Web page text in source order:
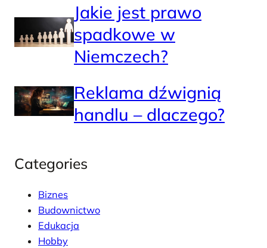
Jakie jest prawo
spadkowe w
Niemczech?
Reklama dźwignią
handlu – dlaczego?
Categories
Biznes
Budownictwo
Edukacja
Hobby